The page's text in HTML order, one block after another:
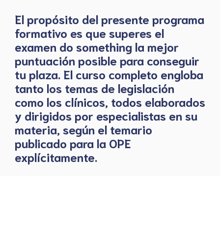
El propósito del presente programa
formativo es que superes el
examen do something la mejor
puntuación posible para conseguir
tu plaza. El curso completo engloba
tanto los temas de legislación
como los clínicos, todos elaborados
y dirigidos por especialistas en su
materia, según el temario
publicado para la OPE
explícitamente.